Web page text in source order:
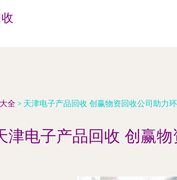
全 > 天津电子产品回收 创赢物资回收公司助力
津电子产品回收 创赢